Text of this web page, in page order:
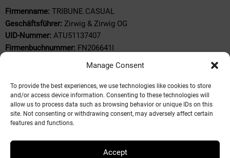
Manage Consent
To provide the best experiences, we use technologies like cookies to store
and/or access device information. Consenting to these technologies will
allow us to process data such as browsing behavior or unique IDs on this
site. Not consenting or withdrawing consent, may adversely affect certain
features and functions.
Accept
Firmenname: TRIBUNE.CASUAL
Geschäftsführer: Zirwig & Zirwig OG
UID-Nummer: ATU51137407
Firmenbuchnummer: FN206641I
E-Mail:tribune.casual@aon.at
Angaben zur Online-Streitbeilegung:Verbraucher haben die
Möglichkeit, Beschwerden an die Online
Streitbeilegungsplattform der EU zu richten:
an die oben angegebene E-Mail-Adresse richten.
Website:Charly.rocks